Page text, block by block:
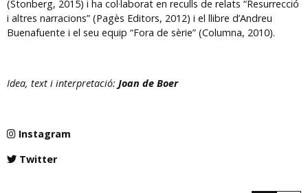
(Stonberg, 2015) i ha col·laborat en reculls de relats “Resurrecció
i altres narracions” (Pagès Editors, 2012) i el llibre d’Andreu
Buenafuente i el seu equip “Fora de sèrie” (Columna, 2010).
Idea, text i interpretació: Joan de Boer
Instagram
Twitter